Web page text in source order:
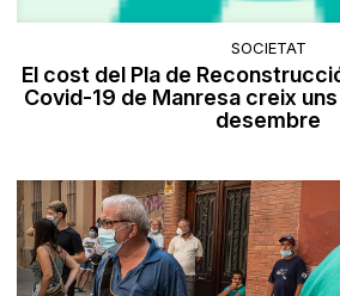
SOCIETAT
El cost del Pla de
Covid-19 de Manresa creix
desembre